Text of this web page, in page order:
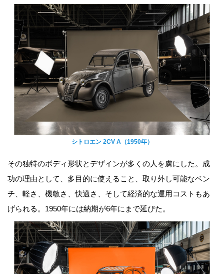
シトロエン 2CV A（1950年）
その独特のボディ形状とデザインが多くの人を虜にした。成
功の理由として、多目的に使えること、取り外し可能なベン
チ、軽さ、機敏さ、快適さ、そして経済的な運用コストもあ
げられる。1950年には納期が6年にまで延びた。